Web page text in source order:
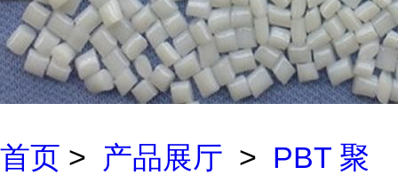
首页 > 产品展厅 > PBT 聚